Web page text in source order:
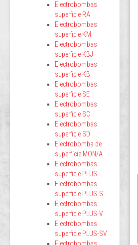
Electrobombas
superficie RA
Electrobombas
superficie KM
Electrobombas
superficie KBJ
Electrobombas
superficie KB
Electrobombas
superficie SE
Electrobombas
superficie SC
Electrobombas
superficie SD
Electrobomba de
superfície MON/A
Electrobombas
superficie PLUS
Electrobombas
superficie PLUS-S
Electrobombas
superficie PLUS-V
Electrobombas
superficie PLUS-SV